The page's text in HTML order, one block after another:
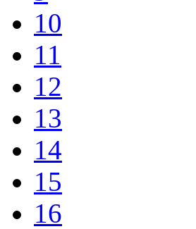
10
11
12
13
14
15
16